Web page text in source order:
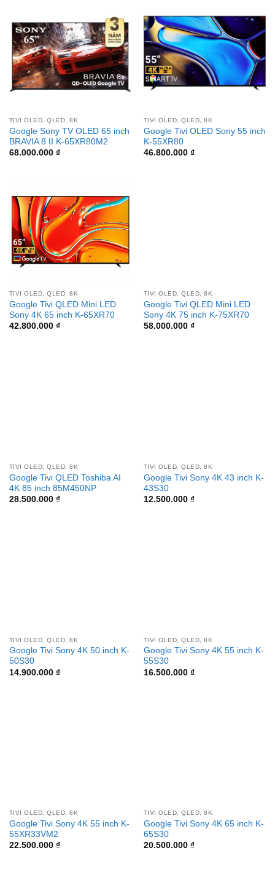
TIVI OLED, QLED, 8K
Google Sony TV OLED 65 inch
BRAVIA 8 II K-65XR80M2
68.000.000 ₫
TIVI OLED, QLED, 8K
Google Tivi OLED Sony 55 inch
K-55XR80
46.800.000 ₫
TIVI OLED, QLED, 8K
Google Tivi QLED Mini LED
Sony 4K 65 inch K-65XR70
42.800.000 ₫
TIVI OLED, QLED, 8K
Google Tivi QLED Mini LED
Sony 4K 75 inch K-75XR70
58.000.000 ₫
TIVI OLED, QLED, 8K
Google Tivi QLED Toshiba AI
4K 85 inch 85M450NP
28.500.000 ₫
TIVI OLED, QLED, 8K
Google Tivi Sony 4K 43 inch K-
43S30
12.500.000 ₫
TIVI OLED, QLED, 8K
Google Tivi Sony 4K 50 inch K-
50S30
14.900.000 ₫
TIVI OLED, QLED, 8K
Google Tivi Sony 4K 55 inch K-
55S30
16.500.000 ₫
TIVI OLED, QLED, 8K
Google Tivi Sony 4K 55 inch K-
55XR33VM2
22.500.000 ₫
TIVI OLED, QLED, 8K
Google Tivi Sony 4K 65 inch K-
65S30
20.500.000 ₫